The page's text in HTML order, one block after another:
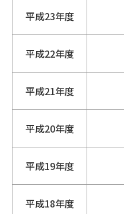
平成23年度
平成22年度
平成21年度
平成20年度
平成19年度
平成18年度